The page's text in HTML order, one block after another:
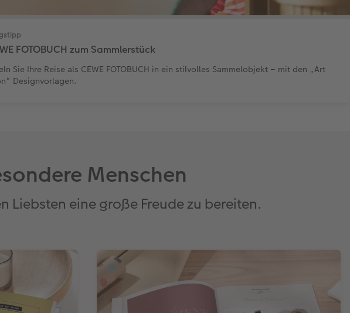
FOTOBUCH zum Sammlerstück
Sie Ihre Reise als CEWE FOTOBUCH in ein stilvolles Sammelobjekt – mit den „Art
Designvorlagen.
Menschen
Liebsten eine große Freude zu bereiten.